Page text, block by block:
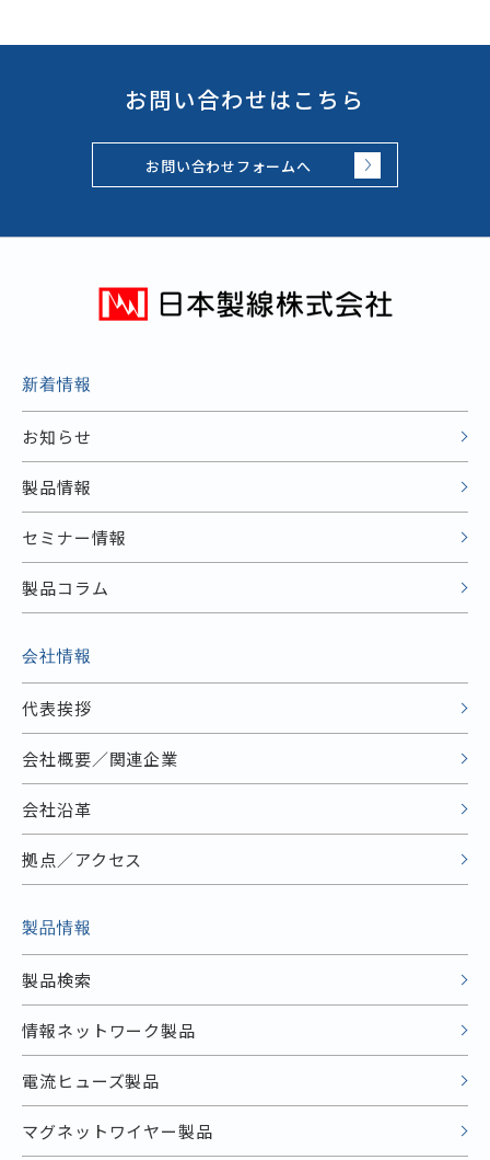
お問い合わせはこちら
お問い合わせフォームへ
新着情報
お知らせ
製品情報
セミナー情報
製品コラム
会社情報
代表挨拶
会社概要／関連企業
会社沿革
拠点／アクセス
製品情報
製品検索
情報ネットワーク製品
電流ヒューズ製品
マグネットワイヤー製品